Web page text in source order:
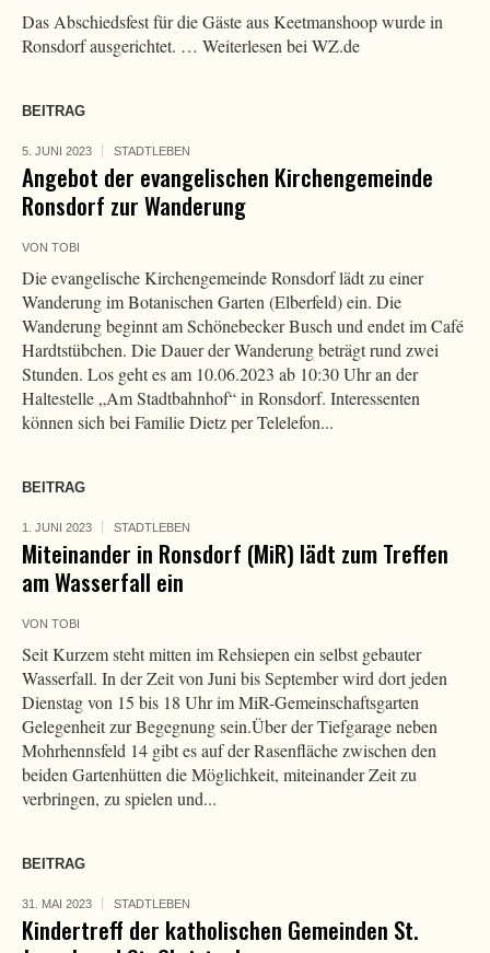
Das Abschiedsfest für die Gäste aus Keetmanshoop wurde in
Ronsdorf ausgerichtet. … Weiterlesen bei WZ.de
BEITRAG
5. JUNI 2023 STADTLEBEN
Angebot der evangelischen Kirchengemeinde
Ronsdorf zur Wanderung
VON TOBI
Die evangelische Kirchengemeinde Ronsdorf lädt zu einer
Wanderung im Botanischen Garten (Elberfeld) ein. Die
Wanderung beginnt am Schönebecker Busch und endet im Café
Hardtstübchen. Die Dauer der Wanderung beträgt rund zwei
Stunden. Los geht es am 10.06.2023 ab 10:30 Uhr an der
Haltestelle „Am Stadtbahnhof“ in Ronsdorf. Interessenten
können sich bei Familie Dietz per Telelefon...
BEITRAG
1. JUNI 2023 STADTLEBEN
Miteinander in Ronsdorf (MiR) lädt zum Treffen
am Wasserfall ein
VON TOBI
Seit Kurzem steht mitten im Rehsiepen ein selbst gebauter
Wasserfall. In der Zeit von Juni bis September wird dort jeden
Dienstag von 15 bis 18 Uhr im MiR-Gemeinschaftsgarten
Gelegenheit zur Begegnung sein.Über der Tiefgarage neben
Mohrhennsfeld 14 gibt es auf der Rasenfläche zwischen den
beiden Gartenhütten die Möglichkeit, miteinander Zeit zu
verbringen, zu spielen und...
BEITRAG
31. MAI 2023 STADTLEBEN
Kindertreff der katholischen Gemeinden St.